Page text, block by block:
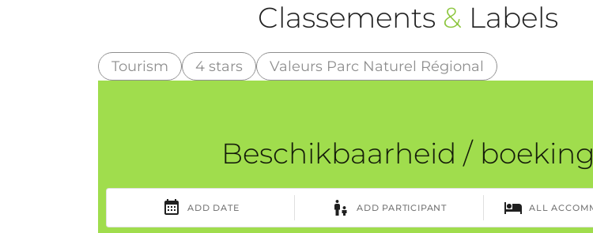
Classements & Labels
Tourism 4 stars Valeurs Parc Naturel Régional
Beschikbaarheid / boeking